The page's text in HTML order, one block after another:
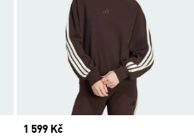
Price
1 599 Kč